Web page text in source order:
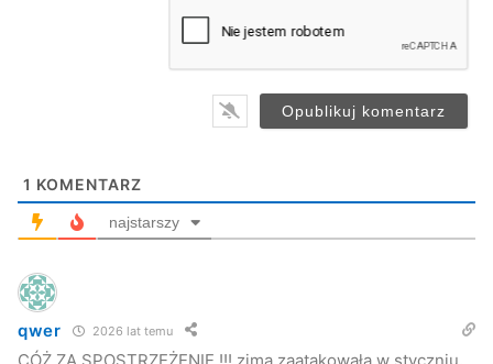
1 KOMENTARZ
najstarszy
qwer 2026 lat temu